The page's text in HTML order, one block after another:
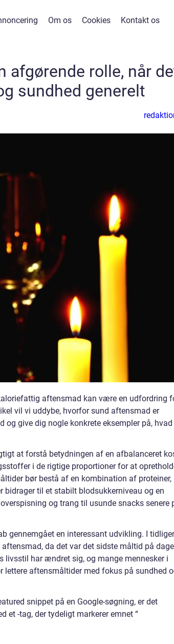
Om os Cookies Kontakt os
afgørende rolle, når
sundhed generelt
aftensmad kan være en udfordring
vil vi uddybe, hvorfor sund aftensmad er
give dig nogle konkrete eksempler på, hvad
at forstå betydningen af en afbalanceret
i de rigtige proportioner for at
bør bestå af en kombination af proteiner,
til et stabilt blodsukkerniveau og en
og trang til usunde snacks senere
gennemgået en interessant udvikling. I
da det var det sidste måltid på
har ændret sig, og mange mennesker i
lettere aftensmåltider med fokus på sundhed
snippet på en Google-søgning, er det
et -tag, der tydeligt markerer emnet “